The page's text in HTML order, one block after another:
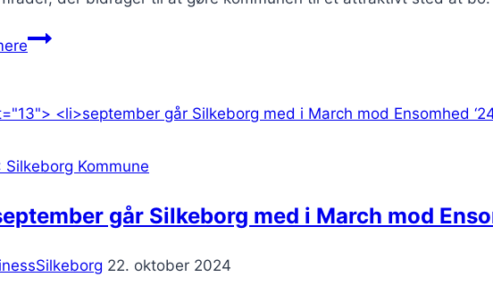
Hvem
er
Lokalområde
2025?
Silkeborg Kommune
går Silkeborg med i March mod
22. oktober 2024